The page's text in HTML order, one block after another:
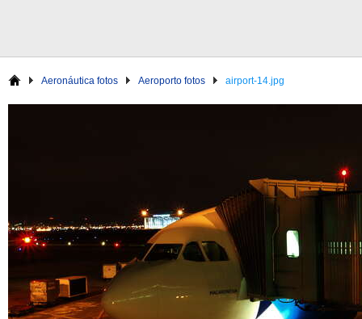
Aeronáutica fotos Aeroporto fotos airport-14.jpg